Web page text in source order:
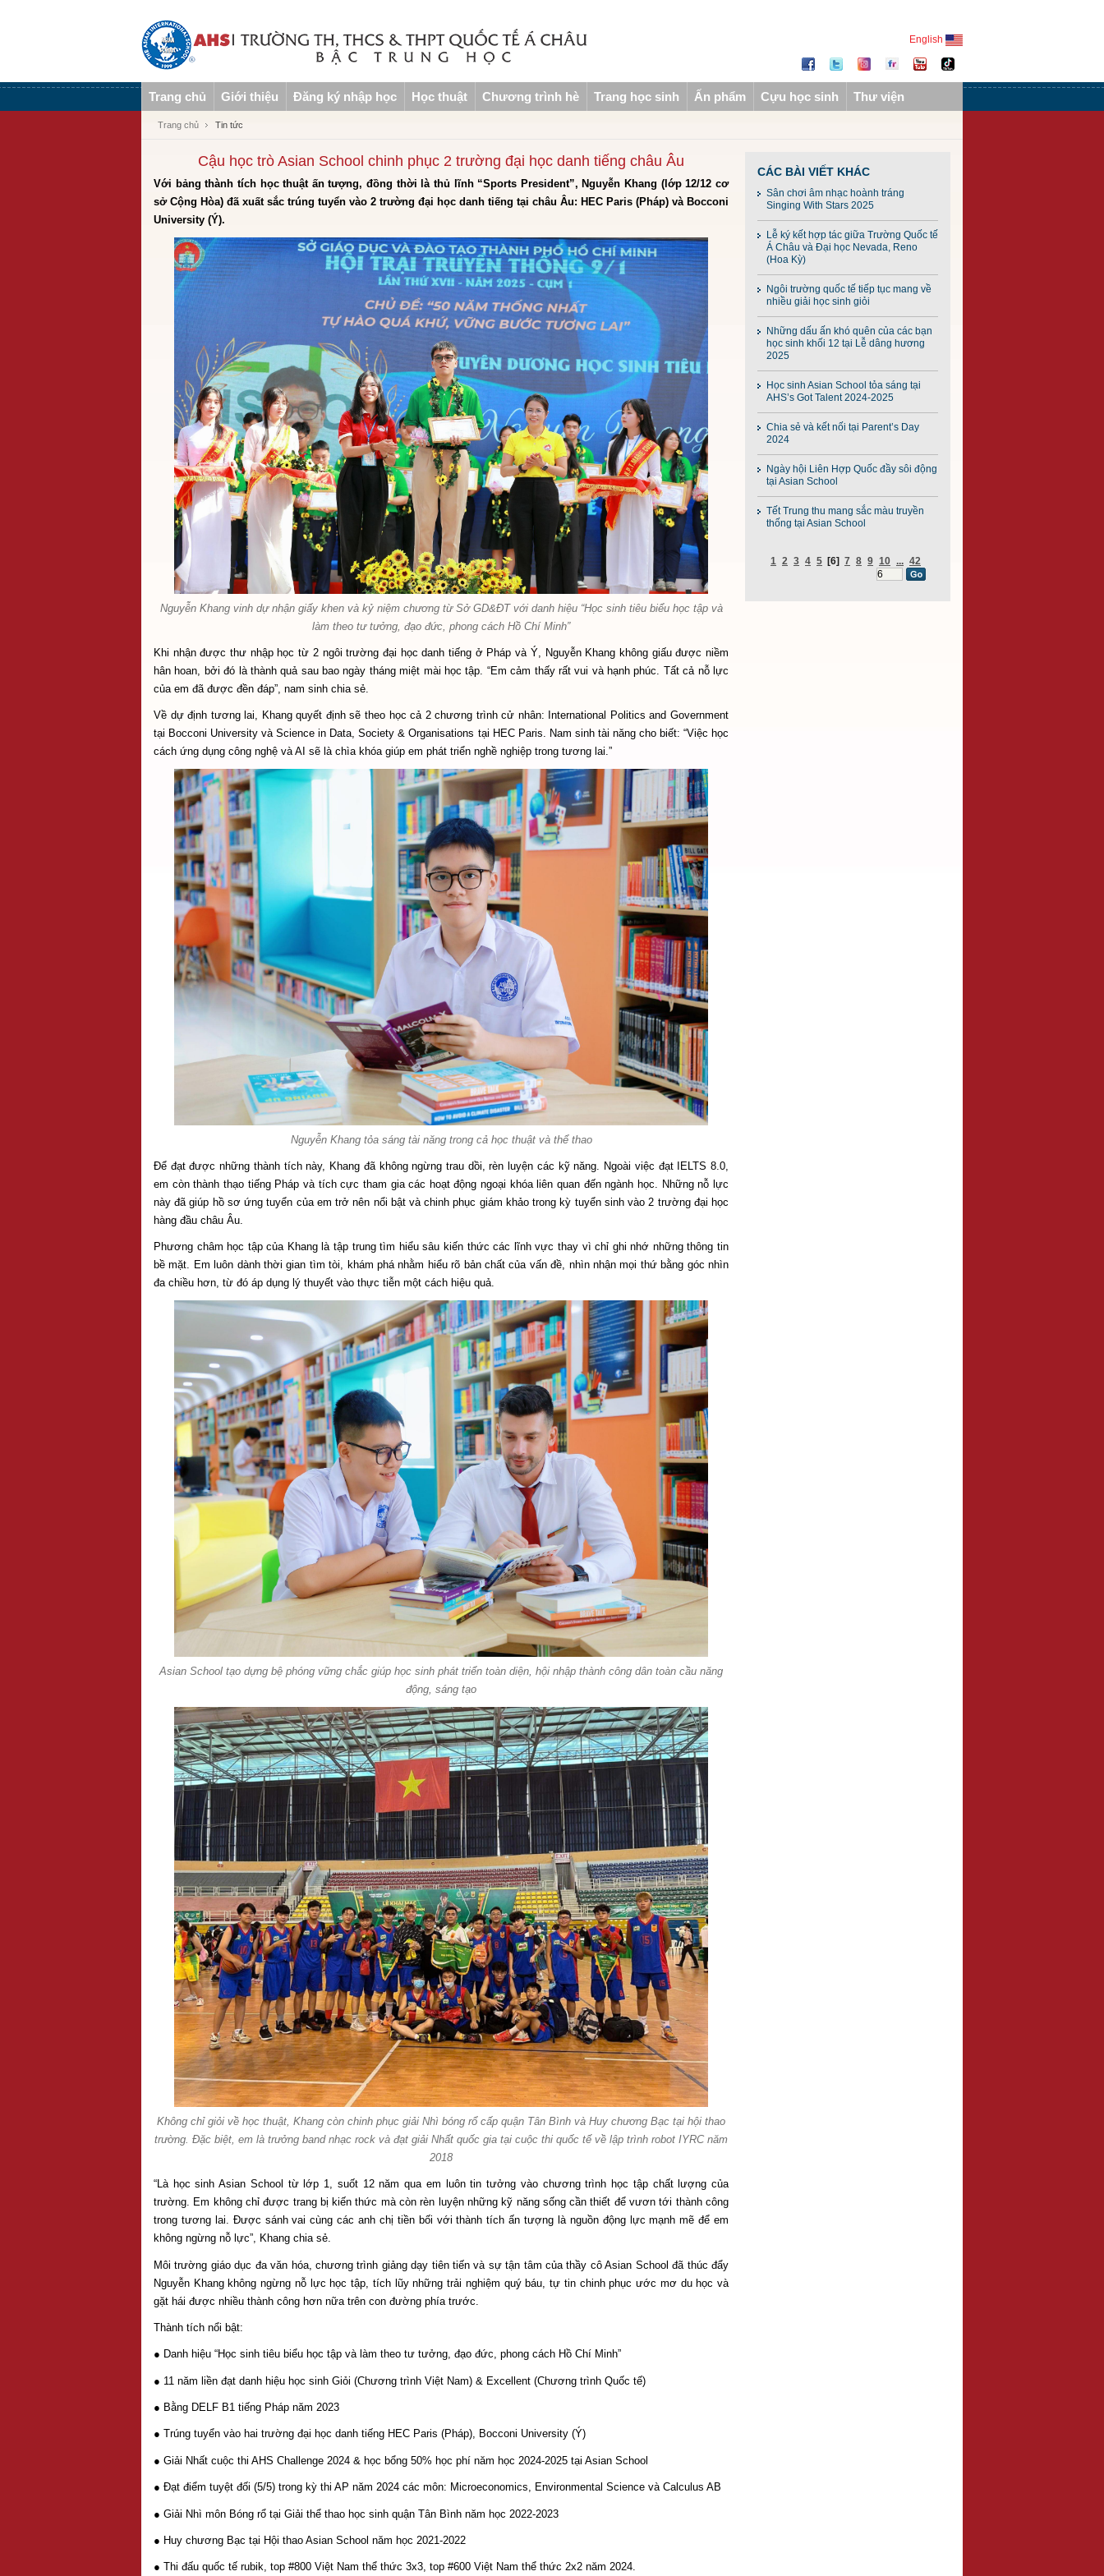
English
Trang chủ Giới thiệu Đăng ký nhập học Học thuật Chương trình hè Trang học sinh Ấn phẩm Cựu học sinh Thư viện
Trang chủ Tin tức
Cậu học trò Asian School chinh phục 2 trường đại học danh tiếng châu Âu
Với bảng thành tích học thuật ấn tượng, đồng thời là thủ lĩnh “Sports President”, Nguyễn Khang (lớp 12/12 cơ
sở Cộng Hòa) đã xuất sắc trúng tuyển vào 2 trường đại học danh tiếng tại châu Âu: HEC Paris (Pháp) và Bocconi
University (Ý).
Nguyễn Khang vinh dự nhận giấy khen và kỷ niệm chương từ Sở GD&ĐT với danh hiệu “Học sinh tiêu biểu học tập và
làm theo tư tưởng, đạo đức, phong cách Hồ Chí Minh”
Khi nhận được thư nhập học từ 2 ngôi trường đại học danh tiếng ở Pháp và Ý, Nguyễn Khang không giấu được niềm
hân hoan, bởi đó là thành quả sau bao ngày tháng miệt mài học tập. “Em cảm thấy rất vui và hạnh phúc. Tất cả nỗ lực
của em đã được đền đáp”, nam sinh chia sẻ.
Về dự định tương lai, Khang quyết định sẽ theo học cả 2 chương trình cử nhân: International Politics and Government
tại Bocconi University và Science in Data, Society & Organisations tại HEC Paris. Nam sinh tài năng cho biết: “Việc học
cách ứng dụng công nghệ và AI sẽ là chìa khóa giúp em phát triển nghề nghiệp trong tương lai.”
Nguyễn Khang tỏa sáng tài năng trong cả học thuật và thể thao
Để đạt được những thành tích này, Khang đã không ngừng trau dồi, rèn luyện các kỹ năng. Ngoài việc đạt IELTS 8.0,
em còn thành thạo tiếng Pháp và tích cực tham gia các hoạt động ngoại khóa liên quan đến ngành học. Những nỗ lực
này đã giúp hồ sơ ứng tuyển của em trở nên nổi bật và chinh phục giám khảo trong kỳ tuyển sinh vào 2 trường đại học
hàng đầu châu Âu.
Phương châm học tập của Khang là tập trung tìm hiểu sâu kiến thức các lĩnh vực thay vì chỉ ghi nhớ những thông tin
bề mặt. Em luôn dành thời gian tìm tòi, khám phá nhằm hiểu rõ bản chất của vấn đề, nhìn nhận mọi thứ bằng góc nhìn
đa chiều hơn, từ đó áp dụng lý thuyết vào thực tiễn một cách hiệu quả.
Asian School tạo dựng bệ phóng vững chắc giúp học sinh phát triển toàn diện, hội nhập thành công dân toàn cầu năng
động, sáng tạo
Không chỉ giỏi về học thuật, Khang còn chinh phục giải Nhì bóng rổ cấp quận Tân Bình và Huy chương Bạc tại hội thao
trường. Đặc biệt, em là trưởng band nhạc rock và đạt giải Nhất quốc gia tại cuộc thi quốc tế về lập trình robot IYRC năm
2018
“Là học sinh Asian School từ lớp 1, suốt 12 năm qua em luôn tin tưởng vào chương trình học tập chất lượng của
trường. Em không chỉ được trang bị kiến thức mà còn rèn luyện những kỹ năng sống cần thiết để vươn tới thành công
trong tương lai. Được sánh vai cùng các anh chị tiền bối với thành tích ấn tượng là nguồn động lực mạnh mẽ để em
không ngừng nỗ lực”, Khang chia sẻ.
Môi trường giáo dục đa văn hóa, chương trình giảng dạy tiên tiến và sự tận tâm của thầy cô Asian School đã thúc đẩy
Nguyễn Khang không ngừng nỗ lực học tập, tích lũy những trải nghiệm quý báu, tự tin chinh phục ước mơ du học và
gặt hái được nhiều thành công hơn nữa trên con đường phía trước.
Thành tích nổi bật:
● Danh hiệu “Học sinh tiêu biểu học tập và làm theo tư tưởng, đạo đức, phong cách Hồ Chí Minh”
● 11 năm liền đạt danh hiệu học sinh Giỏi (Chương trình Việt Nam) & Excellent (Chương trình Quốc tế)
● Bằng DELF B1 tiếng Pháp năm 2023
● Trúng tuyển vào hai trường đại học danh tiếng HEC Paris (Pháp), Bocconi University (Ý)
● Giải Nhất cuộc thi AHS Challenge 2024 & học bổng 50% học phí năm học 2024-2025 tại Asian School
● Đạt điểm tuyệt đối (5/5) trong kỳ thi AP năm 2024 các môn: Microeconomics, Environmental Science và Calculus AB
● Giải Nhì môn Bóng rổ tại Giải thể thao học sinh quận Tân Bình năm học 2022-2023
● Huy chương Bạc tại Hội thao Asian School năm học 2021-2022
● Thi đấu quốc tế rubik, top #800 Việt Nam thể thức 3x3, top #600 Việt Nam thể thức 2x2 năm 2024.
CÁC BÀI VIẾT KHÁC
Sân chơi âm nhạc hoành tráng
Singing With Stars 2025
Lễ ký kết hợp tác giữa Trường Quốc tế
Á Châu và Đại học Nevada, Reno
(Hoa Kỳ)
Ngôi trường quốc tế tiếp tục mang về
nhiều giải học sinh giỏi
Những dấu ấn khó quên của các bạn
học sinh khối 12 tại Lễ dâng hương
2025
Học sinh Asian School tỏa sáng tại
AHS’s Got Talent 2024-2025
Chia sẻ và kết nối tại Parent’s Day
2024
Ngày hội Liên Hợp Quốc đầy sôi động
tại Asian School
Tết Trung thu mang sắc màu truyền
thống tại Asian School
1 2 3 4 5 [6] 7 8 9 10 ... 42